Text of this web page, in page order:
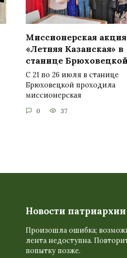
Миссионерская акция
«Летняя Казанская» в
станице Брюховецкой
С 21 по 26 июля в станице
Брюховецкой проходила
миссионерская
0 37
Новости патриархии
Произошла ошибка;
лента недоступна.
попытку позже.